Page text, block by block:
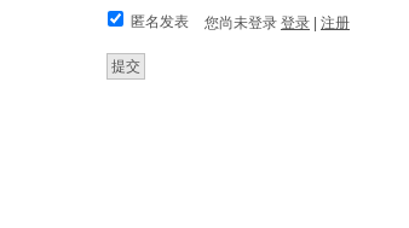
匿名发表 您尚未登录 登录 注册